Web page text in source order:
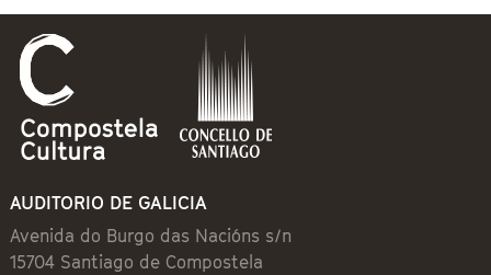
AUDITORIO DE GALICIA
Avenida do Burgo das Nacións s/n
15704 Santiago de Compostela